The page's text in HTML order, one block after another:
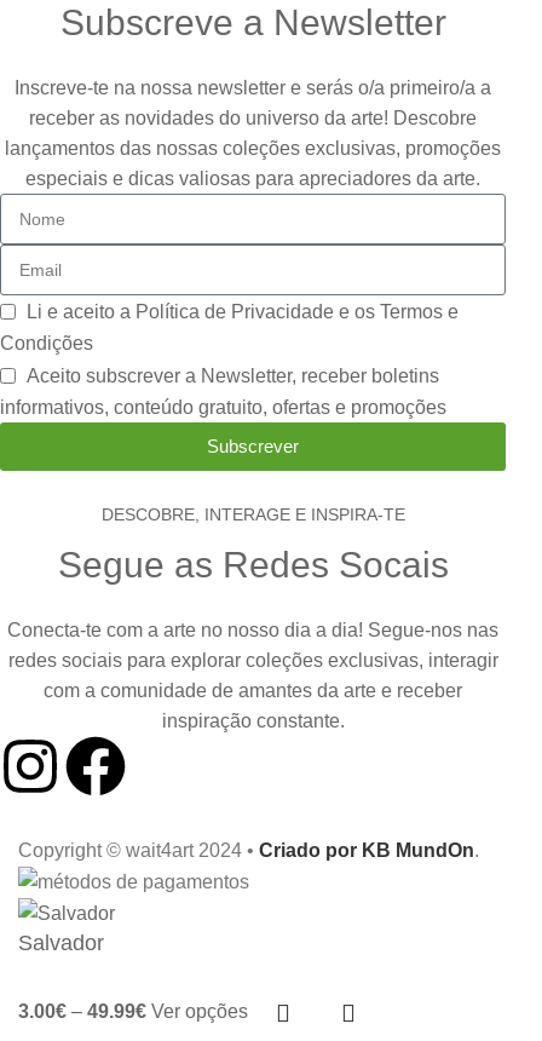
Subscreve a Newsletter
Inscreve-te na nossa newsletter e serás o/a primeiro/a a
receber as novidades do universo da arte! Descobre
lançamentos das nossas coleções exclusivas, promoções
especiais e dicas valiosas para apreciadores da arte.
Li e aceito a Política de Privacidade e os Termos e
Condições
Aceito subscrever a Newsletter, receber boletins
informativos, conteúdo gratuito, ofertas e promoções
Subscrever
DESCOBRE, INTERAGE E INSPIRA-TE
Segue as Redes Socais
Conecta-te com a arte no nosso dia a dia! Segue-nos nas
redes sociais para explorar coleções exclusivas, interagir
com a comunidade de amantes da arte e receber
inspiração constante.
Copyright © wait4art 2024 • Criado por KB MundOn.
Salvador
3.00€ – 49.99€ Ver opções